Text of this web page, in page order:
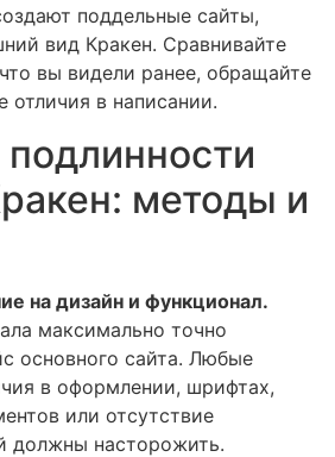
поддельные сайты,
вид Кракен. Сравнивайте
вы видели ранее, обращайте
отличия в написании.
методы и
на дизайн и функционал.
максимально точно
основного сайта. Любые
в оформлении, шрифтах,
или отсутствие
должны насторожить.